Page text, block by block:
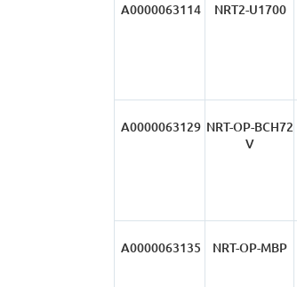
А0000063114 NRT2-U1700
А0000063129 NRT-OP-BCH72
V
А0000063135 NRT-OP-MBP